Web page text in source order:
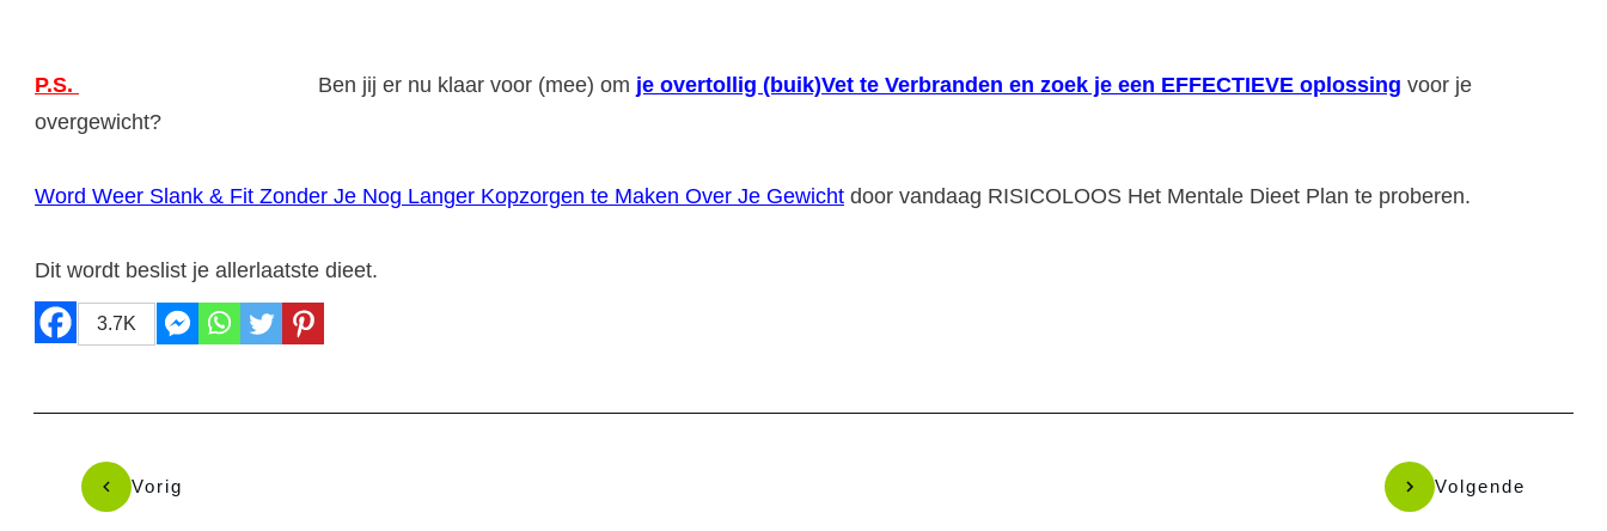
P.S. Ben jij er nu klaar voor (mee) om je overtollig (buik)Vet te Verbranden en zoek je een EFFECTIEVE oplossing voor je
overgewicht?
Word Weer Slank & Fit Zonder Je Nog Langer Kopzorgen te Maken Over Je Gewicht door vandaag RISICOLOOS Het Mentale Dieet Plan te proberen.
Dit wordt beslist je allerlaatste dieet.
3.7K
Vorig Volgende